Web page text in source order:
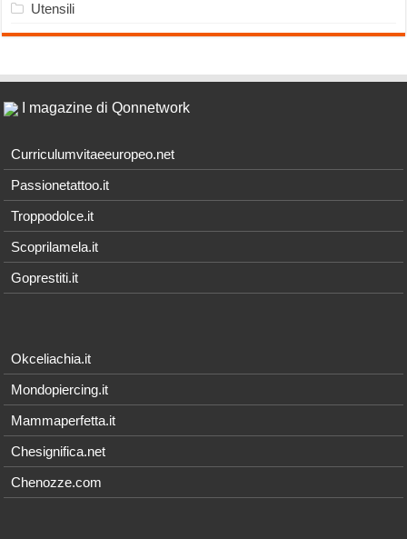
Utensili
I magazine di Qonnetwork
Curriculumvitaeeuropeo.net
Passionetattoo.it
Troppodolce.it
Scoprilamela.it
Goprestiti.it
Okceliachia.it
Mondopiercing.it
Mammaperfetta.it
Chesignifica.net
Chenozze.com